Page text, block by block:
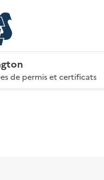
de permis et certificats